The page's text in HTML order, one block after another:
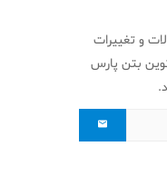
و تغییرات
بتن پارس